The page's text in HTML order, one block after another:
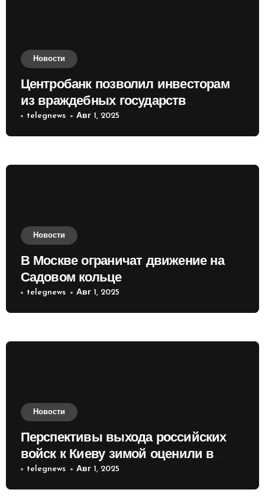
Новости
Центробанк позволил инвесторам
из враждебных государств
приобретать валюту
telegnews Авг 1, 2025
Новости
В Москве ограничат движение на
Садовом кольце
telegnews Авг 1, 2025
Новости
Перспективы выхода российских
войск к Киеву зимой оценили в
России
telegnews Авг 1, 2025